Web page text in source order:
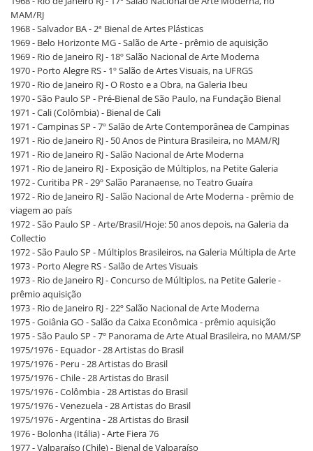
MAM/RJ
1968 - Salvador BA - 2ª Bienal de Artes Plásticas
1969 - Belo Horizonte MG - Salão de Arte - prêmio de aquisição
1969 - Rio de Janeiro RJ - 18º Salão Nacional de Arte Moderna
1970 - Porto Alegre RS - 1º Salão de Artes Visuais, na UFRGS
1970 - Rio de Janeiro RJ - O Rosto e a Obra, na Galeria Ibeu
1970 - São Paulo SP - Pré-Bienal de São Paulo, na Fundação Bienal
1971 - Cali (Colômbia) - Bienal de Cali
1971 - Campinas SP - 7º Salão de Arte Contemporânea de Campinas
1971 - Rio de Janeiro RJ - 50 Anos de Pintura Brasileira, no MAM/RJ
1971 - Rio de Janeiro RJ - Salão Nacional de Arte Moderna
1971 - Rio de Janeiro RJ - Exposição de Múltiplos, na Petite Galeria
1972 - Curitiba PR - 29º Salão Paranaense, no Teatro Guaíra
1972 - Rio de Janeiro RJ - Salão Nacional de Arte Moderna - prêmio de
viagem ao país
1972 - São Paulo SP - Arte/Brasil/Hoje: 50 anos depois, na Galeria da
Collectio
1972 - São Paulo SP - Múltiplos Brasileiros, na Galeria Múltipla de Arte
1973 - Porto Alegre RS - Salão de Artes Visuais
1973 - Rio de Janeiro RJ - Concurso de Múltiplos, na Petite Galerie -
prêmio aquisição
1973 - Rio de Janeiro RJ - 22º Salão Nacional de Arte Moderna
1975 - Goiânia GO - Salão da Caixa Econômica - prêmio aquisição
1975 - São Paulo SP - 7º Panorama de Arte Atual Brasileira, no MAM/SP
1975/1976 - Equador - 28 Artistas do Brasil
1975/1976 - Peru - 28 Artistas do Brasil
1975/1976 - Chile - 28 Artistas do Brasil
1975/1976 - Colômbia - 28 Artistas do Brasil
1975/1976 - Venezuela - 28 Artistas do Brasil
1975/1976 - Argentina - 28 Artistas do Brasil
1976 - Bolonha (Itália) - Arte Fiera 76
1977 - Valparaíso (Chile) - Bienal de Valparaíso